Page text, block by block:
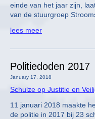
einde van het jaar zijn,
van de stuurgroep
lees meer
Politiedoden 2017
January 17, 2018
Schulze op Justitie en
11 januari 2018 maakte
de politie in 2017 bij 23